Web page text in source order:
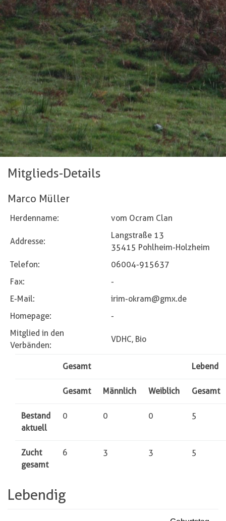
Mitglieds-Details
Marco Müller
Herdenname: vom Ocram Clan
Addresse:
Langstraße 13
35415 Pohlheim-Holzheim
Telefon:
06004-915637
Fax:
-
E-Mail:
irim-okram@gmx.de
Homepage:
-
Mitglied in den
Verbänden:
VDHC, Bio
Gesamt Lebend
Gesamt Männlich Weiblich Gesamt
Bestand
aktuell
0 0 0 5
Zucht
gesamt
6 3 3 5
Lebendig